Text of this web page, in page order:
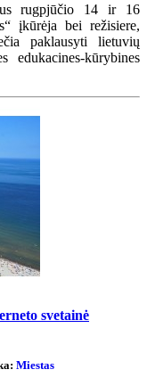
rugpjūčio 14 ir 16
įkūrėja bei režisiere,
paklausyti lietuvių
kūrybines
svetainė
Miestas